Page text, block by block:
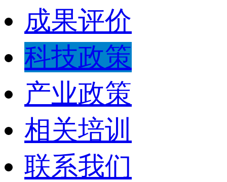
成果评价
科技政策
产业政策
相关培训
联系我们